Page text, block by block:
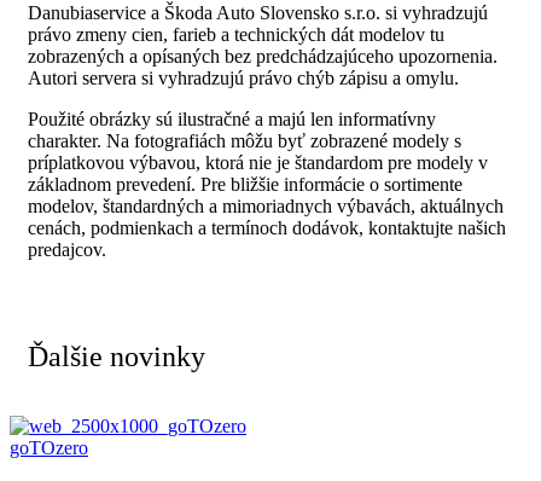
Danubiaservice a Škoda Auto Slovensko s.r.o. si vyhradzujú
právo zmeny cien, farieb a technických dát modelov tu
zobrazených a opísaných bez predchádzajúceho upozornenia.
Autori servera si vyhradzujú právo chýb zápisu a omylu.
Použité obrázky sú ilustračné a majú len informatívny
charakter. Na fotografiách môžu byť zobrazené modely s
príplatkovou výbavou, ktorá nie je štandardom pre modely v
základnom prevedení. Pre bližšie informácie o sortimente
modelov, štandardných a mimoriadnych výbavách, aktuálnych
cenách, podmienkach a termínoch dodávok, kontaktujte našich
predajcov.
Ďalšie novinky
goTOzero